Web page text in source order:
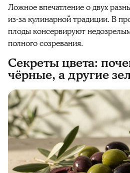
Ложное впечатление о двух
из-за кулинарной традиции. В
плоды консервируют
полного созревания.
Секреты цвета:
чёрные, а другие